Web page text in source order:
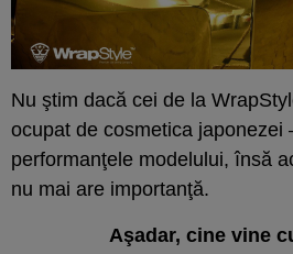
Nu ştim dacă cei de la
ocupat de cosmetica japonezei
performanţele modelului, însă
nu mai are importanţă.
Aşadar, cine vine